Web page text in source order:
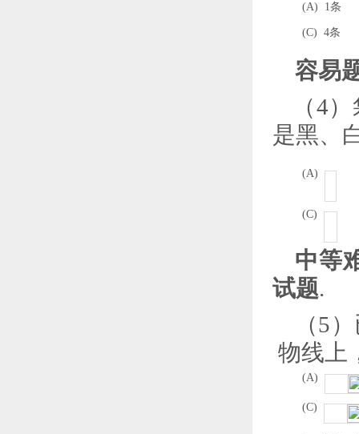
(A) 1条
(C) 4条
容易
（4）
是黑、
(A)
(C)
中等
试题.
（5
物线上
(A)
(C)